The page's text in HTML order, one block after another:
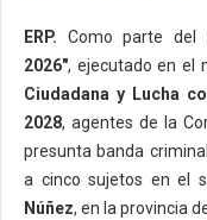
ERP. Como parte del
2026", ejecutado en el
Ciudadana y Lucha
2028, agentes de la
presunta banda criminal
a cinco sujetos en el
Núñez, en la provincia